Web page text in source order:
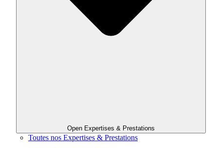
Open Expertises & Prestations
Toutes nos Expertises & Prestations